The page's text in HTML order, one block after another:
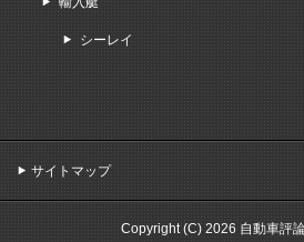
シーレイ
サイトマップ
Copyright (C) 2026 自動車評